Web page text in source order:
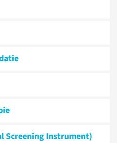
Screening Instrument)